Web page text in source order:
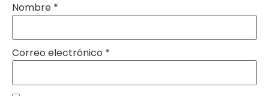
Nombre *
Correo electrónico *